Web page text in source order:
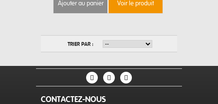
ajouter au panier voir le produit
TRIER PAR :
CONTACTEZ-NOUS